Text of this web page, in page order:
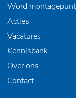
Word montagepunt
Acties
Vacatures
Kennisbank
Over ons
Contact